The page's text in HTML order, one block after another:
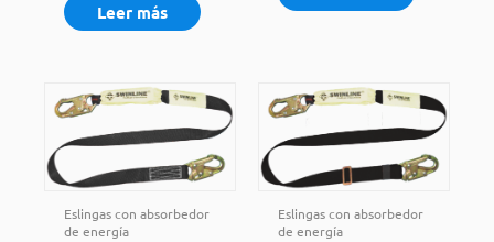
Leer más
Eslingas con absorbedor
de energía
Eslingas con absorbedor
de energía